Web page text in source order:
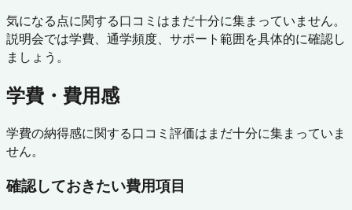
気になる点に関する口コミはまだ十分に集まっていません。
説明会では学費、通学頻度、サポート範囲を具体的に確認し
ましょう。
学費・費用感
学費の納得感に関する口コミ評価はまだ十分に集まっていま
せん。
確認しておきたい費用項目